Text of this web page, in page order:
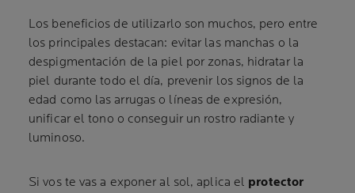
Los beneficios de utilizarlo son muchos, pero entre
los principales destacan: evitar las manchas o la
despigmentación de la piel por zonas, hidratar la
piel durante todo el día, prevenir los signos de la
edad como las arrugas o líneas de expresión,
unificar el tono o conseguir un rostro radiante y
luminoso.
Si vos te vas a exponer al sol, aplica el protector